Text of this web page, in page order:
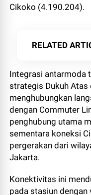
Cikoko (4.190.204).
RELATED
Integrasi antarmoda
strategis Dukuh Atas
menghubungkan
dengan Commuter
penghubung utama
sementara koneksi
pergerakan dari
Jakarta.
Konektivitas ini
pada stasiun